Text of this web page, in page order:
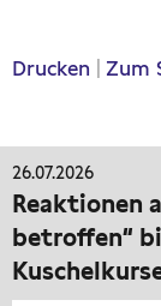
Drucken Zum
26.07.2026
Reaktionen
betroffen“